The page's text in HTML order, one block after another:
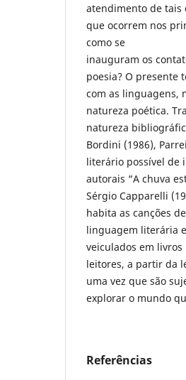
atendimento de tais
que ocorrem nos
como se
inauguram os
poesia? O presente
com as linguagens,
natureza poética.
natureza
Bordini (1986),
literário possível de
autorais “A chuva
Sérgio Capparelli
habita as canções
linguagem literária
veiculados em
leitores, a partir da
uma vez que são
explorar o mundo
Referências